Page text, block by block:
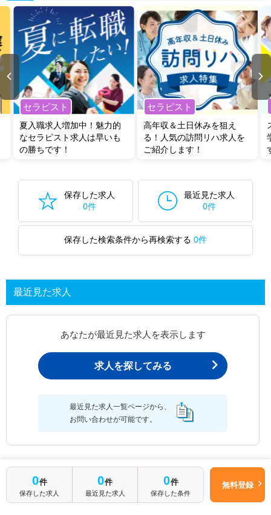
セラピスト
夏入職求人増加中！魅力的
なセラピスト求人は早いも
の勝ちです！
セラピスト
高年収＆土日休みを狙え
る！人気の訪問リハ求人を
ご紹介します！
保存した求人
0件
最近見た求人
0件
保存した検索条件から再検索する 0件
最近見た求人
あなたが最近見た求人を表示します
求人を探してみる
最近見た求人一覧ページから、
お問い合わせが可能です。
最近見た求人一覧
0件
保存した求人
0件
最近見た求人
0件
保存した条件
無料登録